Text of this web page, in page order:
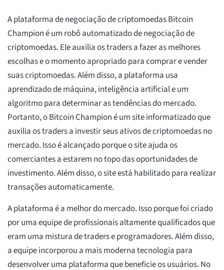
A plataforma de negociação de criptomoedas Bitcoin
Champion é um robô automatizado de negociação de
criptomoedas. Ele auxilia os traders a fazer as melhores
escolhas e o momento apropriado para comprar e vender
suas criptomoedas. Além disso, a plataforma usa
aprendizado de máquina, inteligência artificial e um
algoritmo para determinar as tendências do mercado.
Portanto, o Bitcoin Champion é um site informatizado que
auxilia os traders a investir seus ativos de criptomoedas no
mercado. Isso é alcançado porque o site ajuda os
comerciantes a estarem no topo das oportunidades de
investimento. Além disso, o site está habilitado para realizar
transações automaticamente.
A plataforma é a melhor do mercado. Isso porque foi criado
por uma equipe de profissionais altamente qualificados que
eram uma mistura de traders e programadores. Além disso,
a equipe incorporou a mais moderna tecnologia para
desenvolver uma plataforma que beneficie os usuários. No